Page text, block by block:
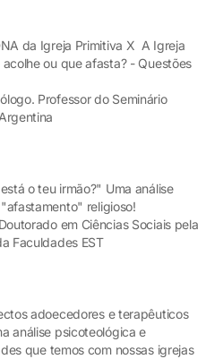
da Igreja Primitiva X A Igreja
ou que afasta? - Questões
Professor do Seminário
o teu irmão?" Uma análise
religioso!
em Ciências Sociais pela
Faculdades EST
adoecedores e terapêuticos
análise psicoteológica e
que temos com nossas igrejas